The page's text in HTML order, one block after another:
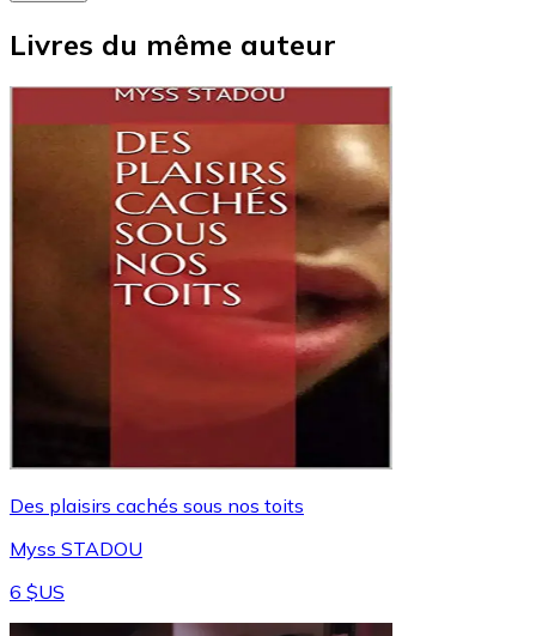
Livres du même auteur
Des plaisirs cachés sous nos toits
Myss STADOU
6 $US